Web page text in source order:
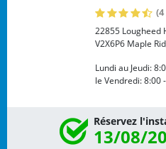
22855 Lougheed
V2X6P6 Maple
Lundi au Jeudi:
le Vendredi:8:00
Réservez
13/08/